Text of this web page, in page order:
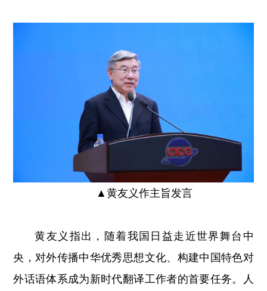
▲ 黄友义作主旨发言
黄友义指出，随着我国日益走近世界舞台中
央，对外传播中华优秀思想文化、构建中国特色对
外话语体系成为新时代翻译工作者的首要任务。人